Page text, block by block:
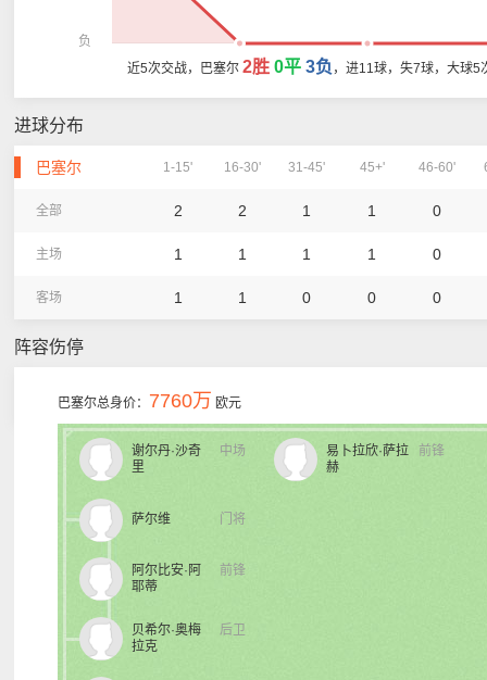
负
近5次交战，巴塞尔 2胜 0平 3负 ，进11球，失7球，大球5
进球分布
巴塞尔 1-15' 16-30' 31-45' 45+' 46-60'
全部 2 2 1 1 0
主场 1 1 1 1 0
客场 1 1 0 0 0
阵容伤停
巴塞尔总身价： 7760万 欧元
中场
谢尔丹·沙奇
里
门将
萨尔维
前锋
阿尔比安·阿
耶蒂
后卫
贝希尔·奥梅
拉克
前锋
易卜拉欣·萨拉
赫